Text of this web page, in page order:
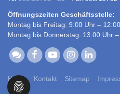
Öffnungszeiten Geschäftsstelle:
Montag bis Freitag: 9:00 Uhr –
Montag bis Donnerstag: 13:00 Uhr
Home Kontakt Sitemap